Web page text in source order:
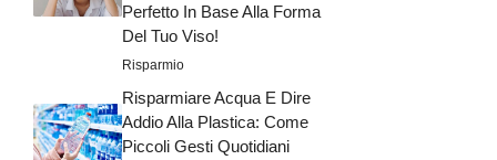
Perfetto In Base Alla Forma
Del Tuo Viso!
Risparmio
Risparmiare Acqua E Dire
Addio Alla Plastica: Come
Piccoli Gesti Quotidiani